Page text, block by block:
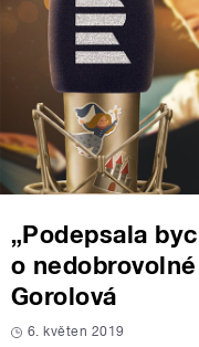
„Podepsala
o
Gorolová
6. květen 2019